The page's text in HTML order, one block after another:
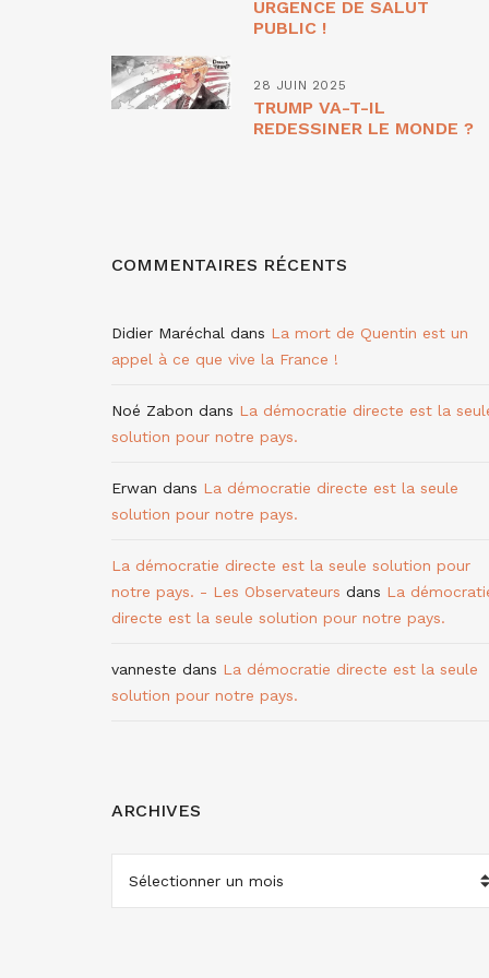
URGENCE DE SALUT
PUBLIC !
28 JUIN 2025
TRUMP VA-T-IL
REDESSINER LE MONDE ?
COMMENTAIRES RÉCENTS
Didier Maréchal dans La mort de Quentin est un
appel à ce que vive la France !
Noé Zabon dans La démocratie directe est la
solution pour notre pays.
Erwan dans La démocratie directe est la seule
solution pour notre pays.
La démocratie directe est la seule solution pour
notre pays. - Les Observateurs dans La
directe est la seule solution pour notre pays.
vanneste dans La démocratie directe est la seule
solution pour notre pays.
ARCHIVES
ARCHIVES